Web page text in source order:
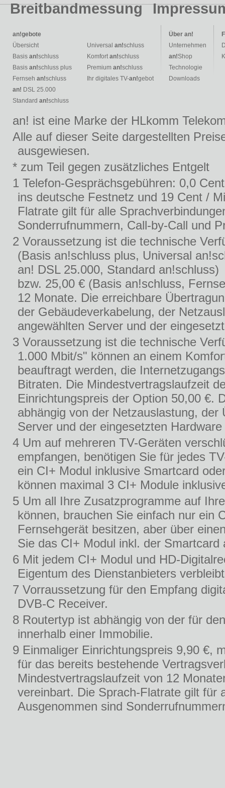
Breitbandmessung
an!gebote
Übersicht
Basis an!schluss
Basis an!schluss plus
Fernseh an!schluss
an! DSL 25.000
Standard an!schluss
Universal an!schluss
Komfort an!schluss
Premium an!schluss
Ihr digitales TV-an!gebot
Über an!
Unternehmen
an!Shop
Technologie
Downloads
an! ist eine Marke der HLkomm
Alle auf dieser Seite dargestellten
ausgewiesen.
* zum Teil gegen zusätzliches Entgelt
1 Telefon-Gesprächsgebühren: 0,0
ins deutsche Festnetz und 19 Cent /
Flatrate gilt für alle
Sonderrufnummern, Call-by-Call und
2 Voraussetzung ist die technische
(Basis an!schluss plus, Universal
an! DSL 25.000, Standard an!schluss)
bzw. 25,00 € (Basis an!schluss,
12 Monate. Die erreichbare
der Gebäudeverkabelung, der
angewählten Server und der
3 Voraussetzung ist die technische
1.000 Mbit/s" können an einem
beauftragt werden, die
Bitraten. Die Mindestvertragslaufzeit
Einrichtungspreis der Option 50,00 €.
abhängig von der Netzauslastung,
Server und der eingesetzten
4 Um auf mehreren TV-Geräten
empfangen, benötigen Sie für jedes
ein CI+ Modul inklusive Smartcard
können maximal 3 CI+ Module
5 Um all Ihre Zusatzprogramme auf
können, brauchen Sie einfach nur ein
Fernsehgerät besitzen, aber über
Sie das CI+ Modul inkl. der Smartcard
6 Mit jedem CI+ Modul und HD-
Eigentum des Dienstanbieters
7 Vorraussetzung für den Empfang
DVB-C Receiver.
8 Routertyp ist abhängig von der für
innerhalb einer Immobilie.
9 Einmaliger Einrichtungspreis 9,90 €,
für das bereits bestehende
Mindestvertragslaufzeit von 12
vereinbart. Die Sprach-Flatrate gilt für
Ausgenommen sind